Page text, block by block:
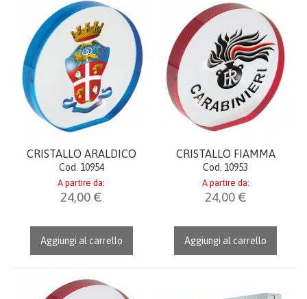
STATUE
CORNICI
LINEA BIMBO
OROLOGI
IDEE REGALO
ITALIA
PORTACHIAVI GADGET
CRISTALLO ARALDICO
Cod. 10954
A partire da:
24,00 €
Aggiungi al carrello
CRISTALLO FIAMMA
Cod. 10953
A partire da:
24,00 €
Aggiungi al carrello